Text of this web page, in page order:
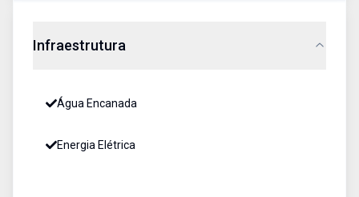
Infraestrutura
Água Encanada
Energia Elétrica